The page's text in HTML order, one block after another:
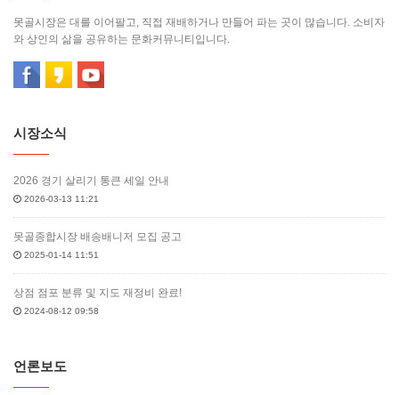
못골시장은 대를 이어팔고, 직접 재배하거나 만들어 파는 곳이 많습니다. 소비자
와 상인의 삶을 공유하는 문화커뮤니티입니다.
시장소식
2026 경기 살리기 통큰 세일 안내
2026-03-13 11:21
못골종합시장 배송배니저 모집 공고
2025-01-14 11:51
상점 점포 분류 및 지도 재정비 완료!
2024-08-12 09:58
언론보도